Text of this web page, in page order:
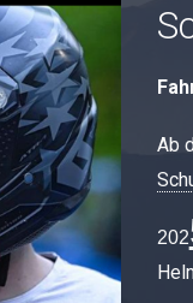
Ab
202